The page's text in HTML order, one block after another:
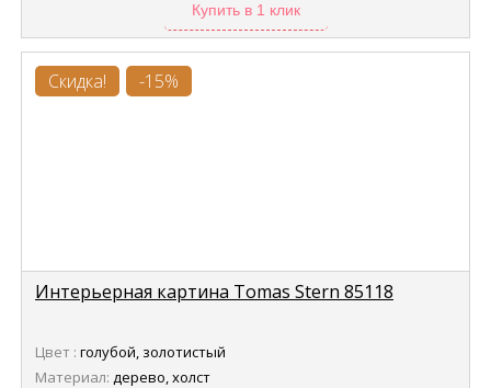
Купить в 1 клик
Скидка! -15%
Интерьерная картина Tomas Stern 85118
Цвет : голубой, золотистый
Материал: дерево, холст